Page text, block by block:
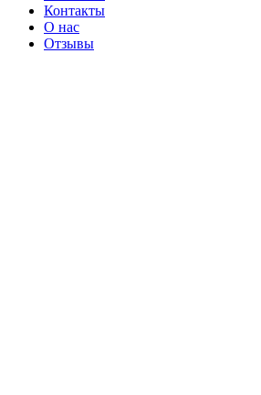
Контакты
О нас
Отзывы